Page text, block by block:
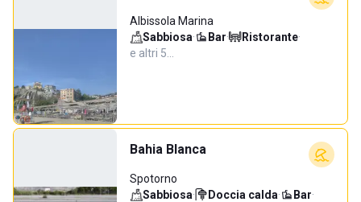
Albissola Marina
Sabbiosa· Bar· Ristorante·
e altri 5…
Bahia Blanca
Spotorno
Sabbiosa· Doccia calda· Bar·